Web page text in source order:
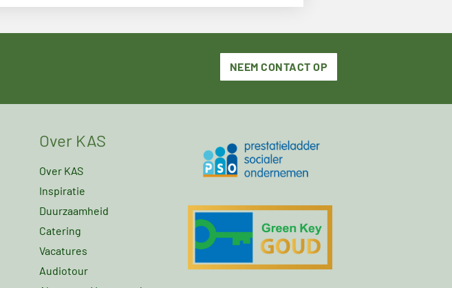
NEEM CONTACT OP
Over KAS
Over KAS
Inspiratie
Duurzaamheid
Catering
Vacatures
Audiotour